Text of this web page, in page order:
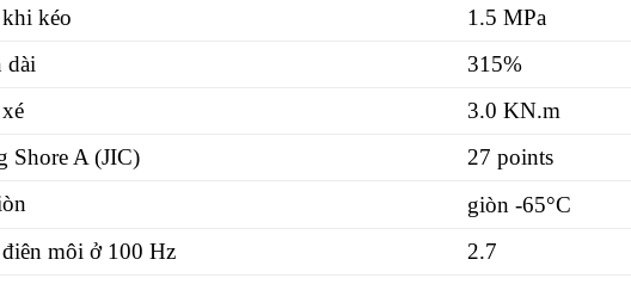
kéo
1.5 MPa
dài
315%
3.0 KN.m
Shore A (JIC)
27 points
giòn -65°C
môi ở 100 Hz
2.7